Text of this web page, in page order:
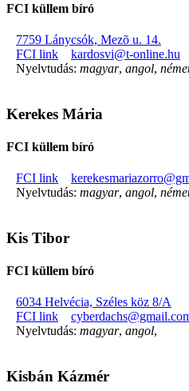
FCI küllem bíró
7759 Lánycsók, Mezõ u. 14.
FCI link
kardosvi@t-online.hu
Nyelvtudás: magyar, angol,
Kerekes Mária
FCI küllem bíró
FCI link
Nyelvtudás: magyar, angol,
Kis Tibor
FCI küllem bíró
6034 Helvécia, Széles köz 8/A
FCI link
Nyelvtudás: magyar, angol,
Kisbán Kázmér